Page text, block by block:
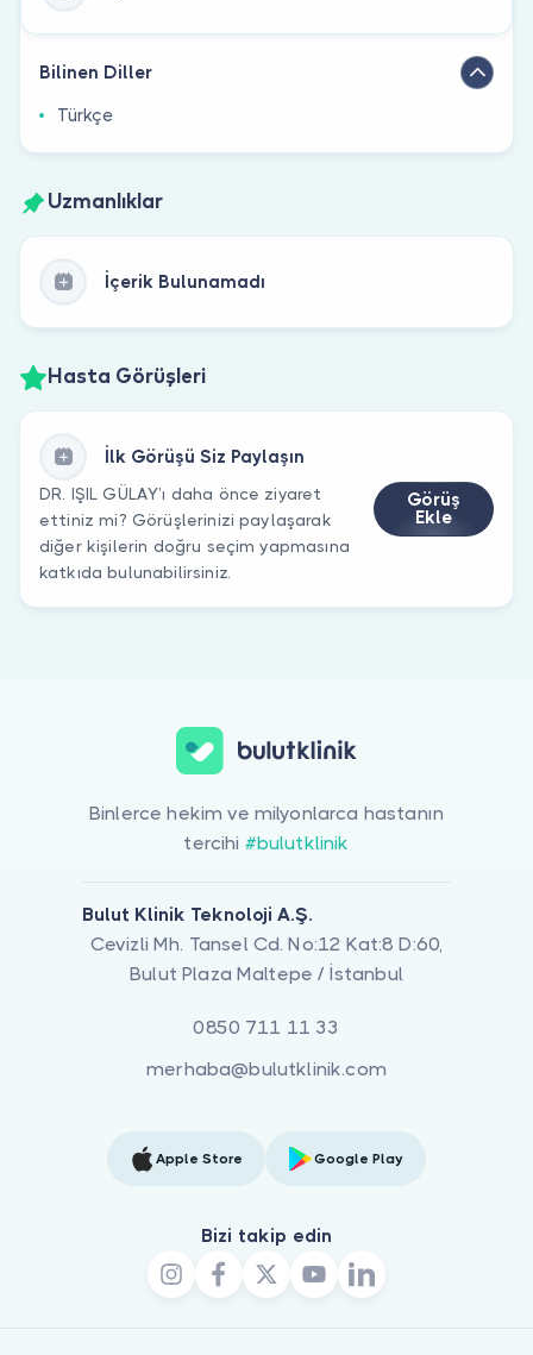
Bilinen Diller
Türkçe
Uzmanlıklar
İçerik Bulunamadı
Hasta Görüşleri
İlk Görüşü Siz Paylaşın
DR. IŞIL GÜLAY’ı daha önce ziyaret
ettiniz mi? Görüşlerinizi paylaşarak
diğer kişilerin doğru seçim yapmasına
katkıda bulunabilirsiniz.
Görüş
Ekle
Binlerce hekim ve milyonlarca hastanın
tercihi #bulutklinik
Bulut Klinik Teknoloji A.Ş.
Cevizli Mh. Tansel Cd. No:12 Kat:8 D:60,
Bulut Plaza Maltepe / İstanbul
0850 711 11 33
merhaba@bulutklinik.com
Apple Store Google Play
Bizi takip edin